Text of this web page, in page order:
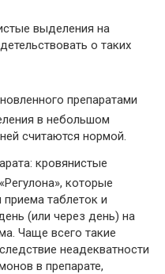
выделения на
о таких
препаратами
в небольшом
считаются нормой.
кровянистые
которые
таблеток и
(или через день) на
Чаще всего такие
неадекватности
в препарате,